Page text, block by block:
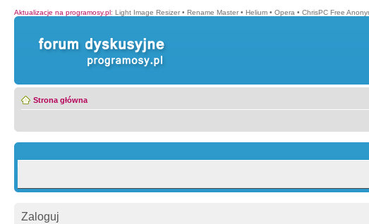
Aktualizacje na programosy.pl: Light Image Resizer • Rename Master • Helium • Opera • ChrisPC Free
Strona główna
Zaloguj